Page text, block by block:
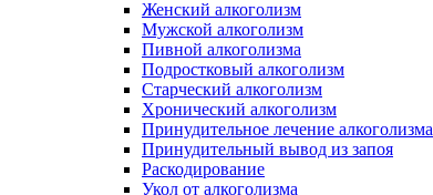
Женский алкоголизм
Мужской алкоголизм
Пивной алкоголизма
Подростковый алкоголизм
Старческий алкоголизм
Хронический алкоголизм
Принудительное лечение алкоголизма
Принудительный вывод из запоя
Раскодирование
Укол от алкоголизма